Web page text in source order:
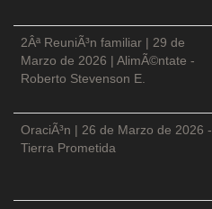
2Âª ReuniÃ³n familiar | 29 de
Marzo de 2026 | AlimÃ©ntate -
Roberto Stevenson E.
OraciÃ³n | 26 de Marzo de 2026 -
Tierra Prometida